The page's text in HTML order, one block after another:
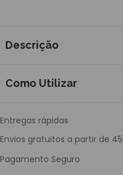
Descrição
Como Utilizar
Entregas rápidas
Envios gratuitos a partir de
Pagamento Seguro